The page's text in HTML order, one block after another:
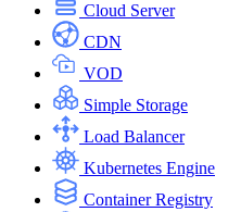
Cloud Server
CDN
VOD
Simple Storage
Load Balancer
Kubernetes Engine
Container Registry